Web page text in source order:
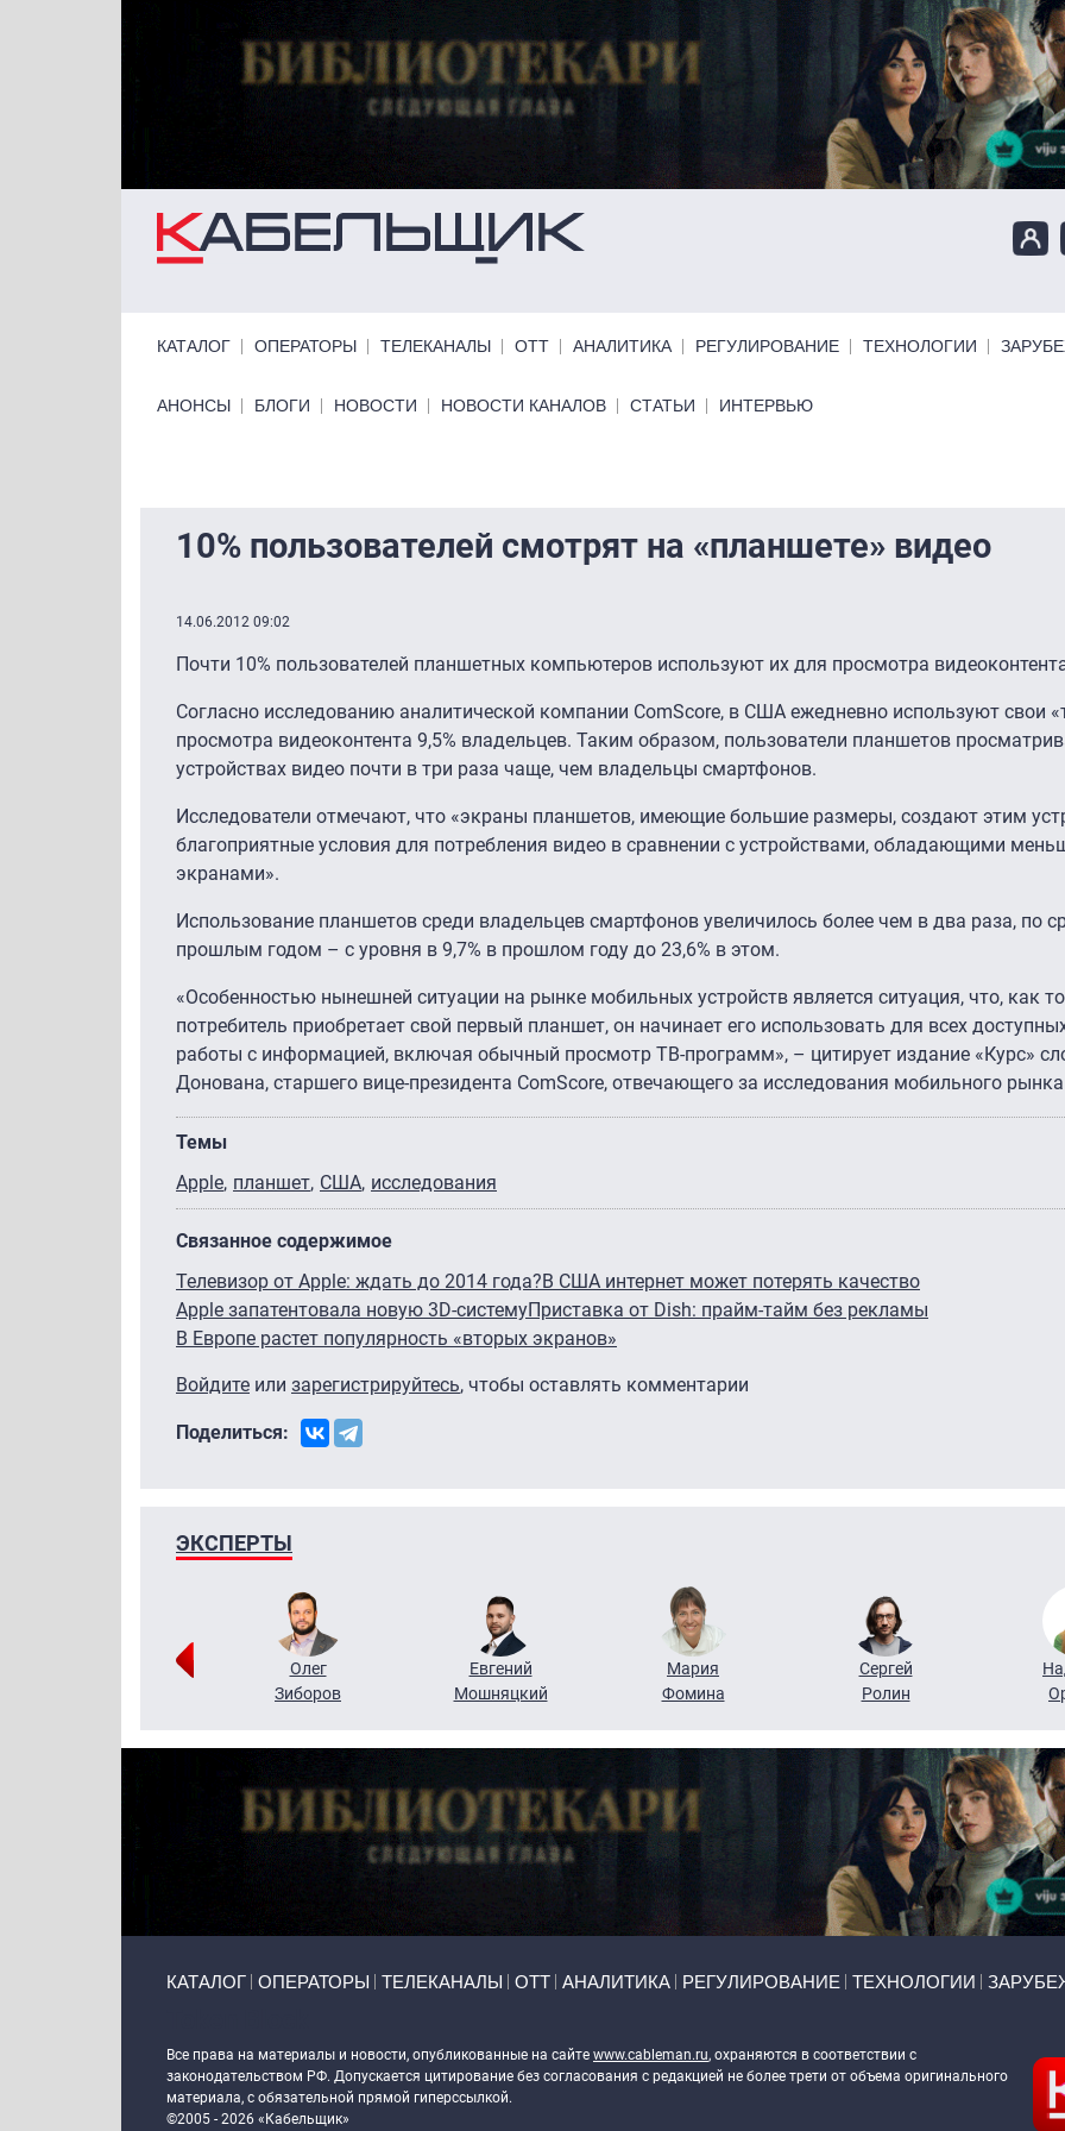
КАТАЛОГ ОПЕРАТОРЫ ТЕЛЕКАНАЛЫ ОТТ АНАЛИТИКА РЕГУЛИРОВАНИЕ ТЕХНОЛОГИИ
Primary links bottom
АНОНСЫ БЛОГИ НОВОСТИ НОВОСТИ КАНАЛОВ СТАТЬИ ИНТЕРВЬЮ
10% пользователей смотрят на «планшете» видео
14.06.2012 09:02
Почти 10% пользователей планшетных компьютеров используют их для просмотра
Согласно исследованию аналитической компании ComScore, в США ежедневно используют свои
просмотра видеоконтента 9,5% владельцев. Таким образом, пользователи планшетов
устройствах видео почти в три раза чаще, чем владельцы смартфонов.
Исследователи отмечают, что «экраны планшетов, имеющие большие размеры, создают этим
благоприятные условия для потребления видео в сравнении с устройствами, обладающими
экранами».
Использование планшетов среди владельцев смартфонов увеличилось более чем в два раза, по
прошлым годом – с уровня в 9,7% в прошлом году до 23,6% в этом.
«Особенностью нынешней ситуации на рынке мобильных устройств является ситуация, что, как
потребитель приобретает свой первый планшет, он начинает его использовать для всех
работы с информацией, включая обычный просмотр ТВ-программ», – цитирует издание «Курс»
Донована, старшего вице-президента ComScore, отвечающего за исследования мобильного
Темы
Apple планшет США исследования
Связанное содержимое
Телевизор от Apple: ждать до 2014 года?В США интернет может потерять качество
Apple запатентовала новую 3D-системуПриставка от Dish: прайм-тайм без рекламы
В Европе растет популярность «вторых экранов»
Войдите или зарегистрируйтесь, чтобы оставлять комментарии
Поделиться:
ЭКСПЕРТЫ
Олег
Зиборов
Евгений
Мошняцкий
Мария
Фомина
Сергей
Ролин
КАТАЛОГ ОПЕРАТОРЫ ТЕЛЕКАНАЛЫ ОТТ АНАЛИТИКА РЕГУЛИРОВАНИЕ ТЕХНОЛОГИИ
Все права на материалы и новости, опубликованные на сайте www.cableman.ru, охраняются в соответствии с
законодательством РФ. Допускается цитирование без согласования с редакцией не более трети от объема оригинального
материала, с обязательной прямой гиперссылкой.
©2005 - 2026 «Кабельщик»